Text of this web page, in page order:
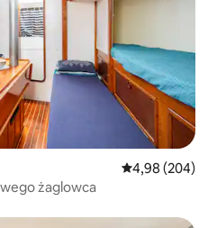
Średnia
4,98 (204)
żaglowca